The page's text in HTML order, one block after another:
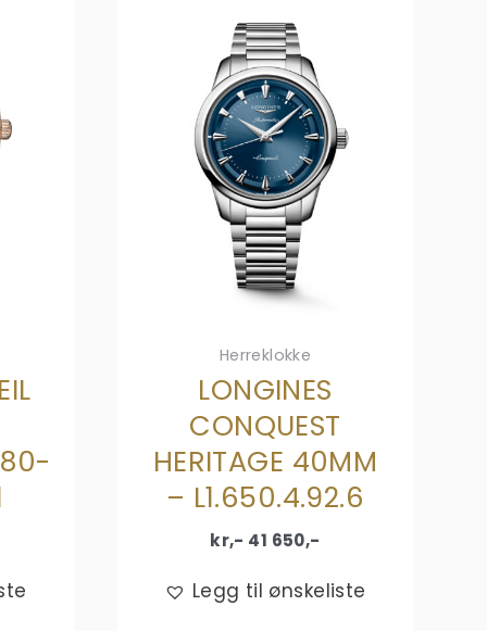
Herreklokke
LONGINES
CONQUEST
HERITAGE 40MM
– L1.650.4.92.6
kr,- 41 650,-
Legg til ønskeliste